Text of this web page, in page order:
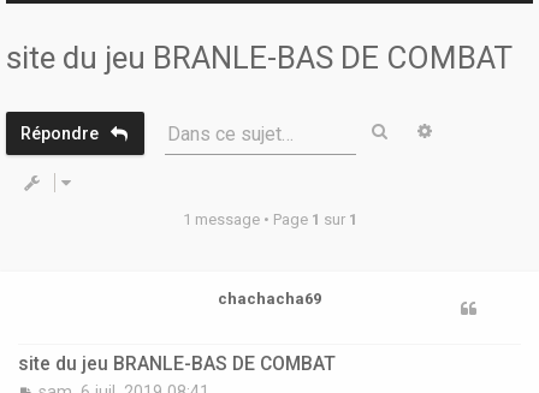
site du jeu BRANLE-BAS DE COMBAT
Répondre Dans ce sujet… Rechercher
1 message • Page 1 sur 1
chachacha69
site du jeu BRANLE-BAS DE COMBAT